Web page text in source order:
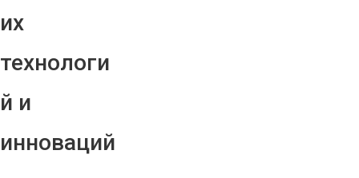
их
технологи
й и
инноваций